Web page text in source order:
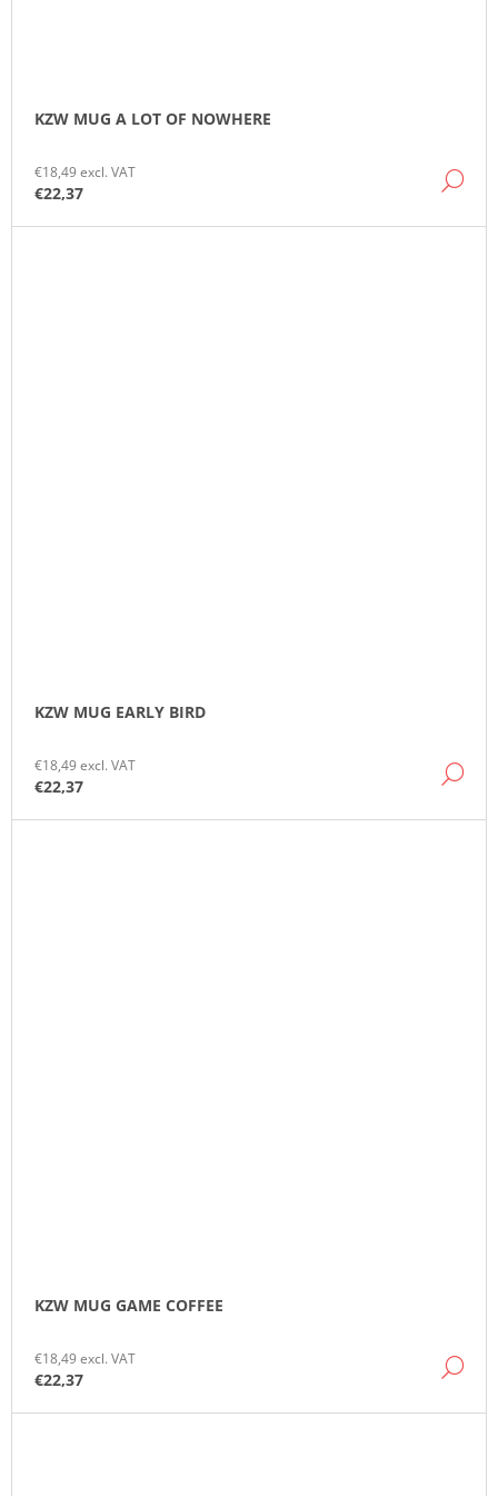
KZW MUG A LOT OF NOWHERE
€18,49 excl. VAT
€22,37
KZW MUG EARLY BIRD
€18,49 excl. VAT
€22,37
KZW MUG GAME COFFEE
€18,49 excl. VAT
€22,37